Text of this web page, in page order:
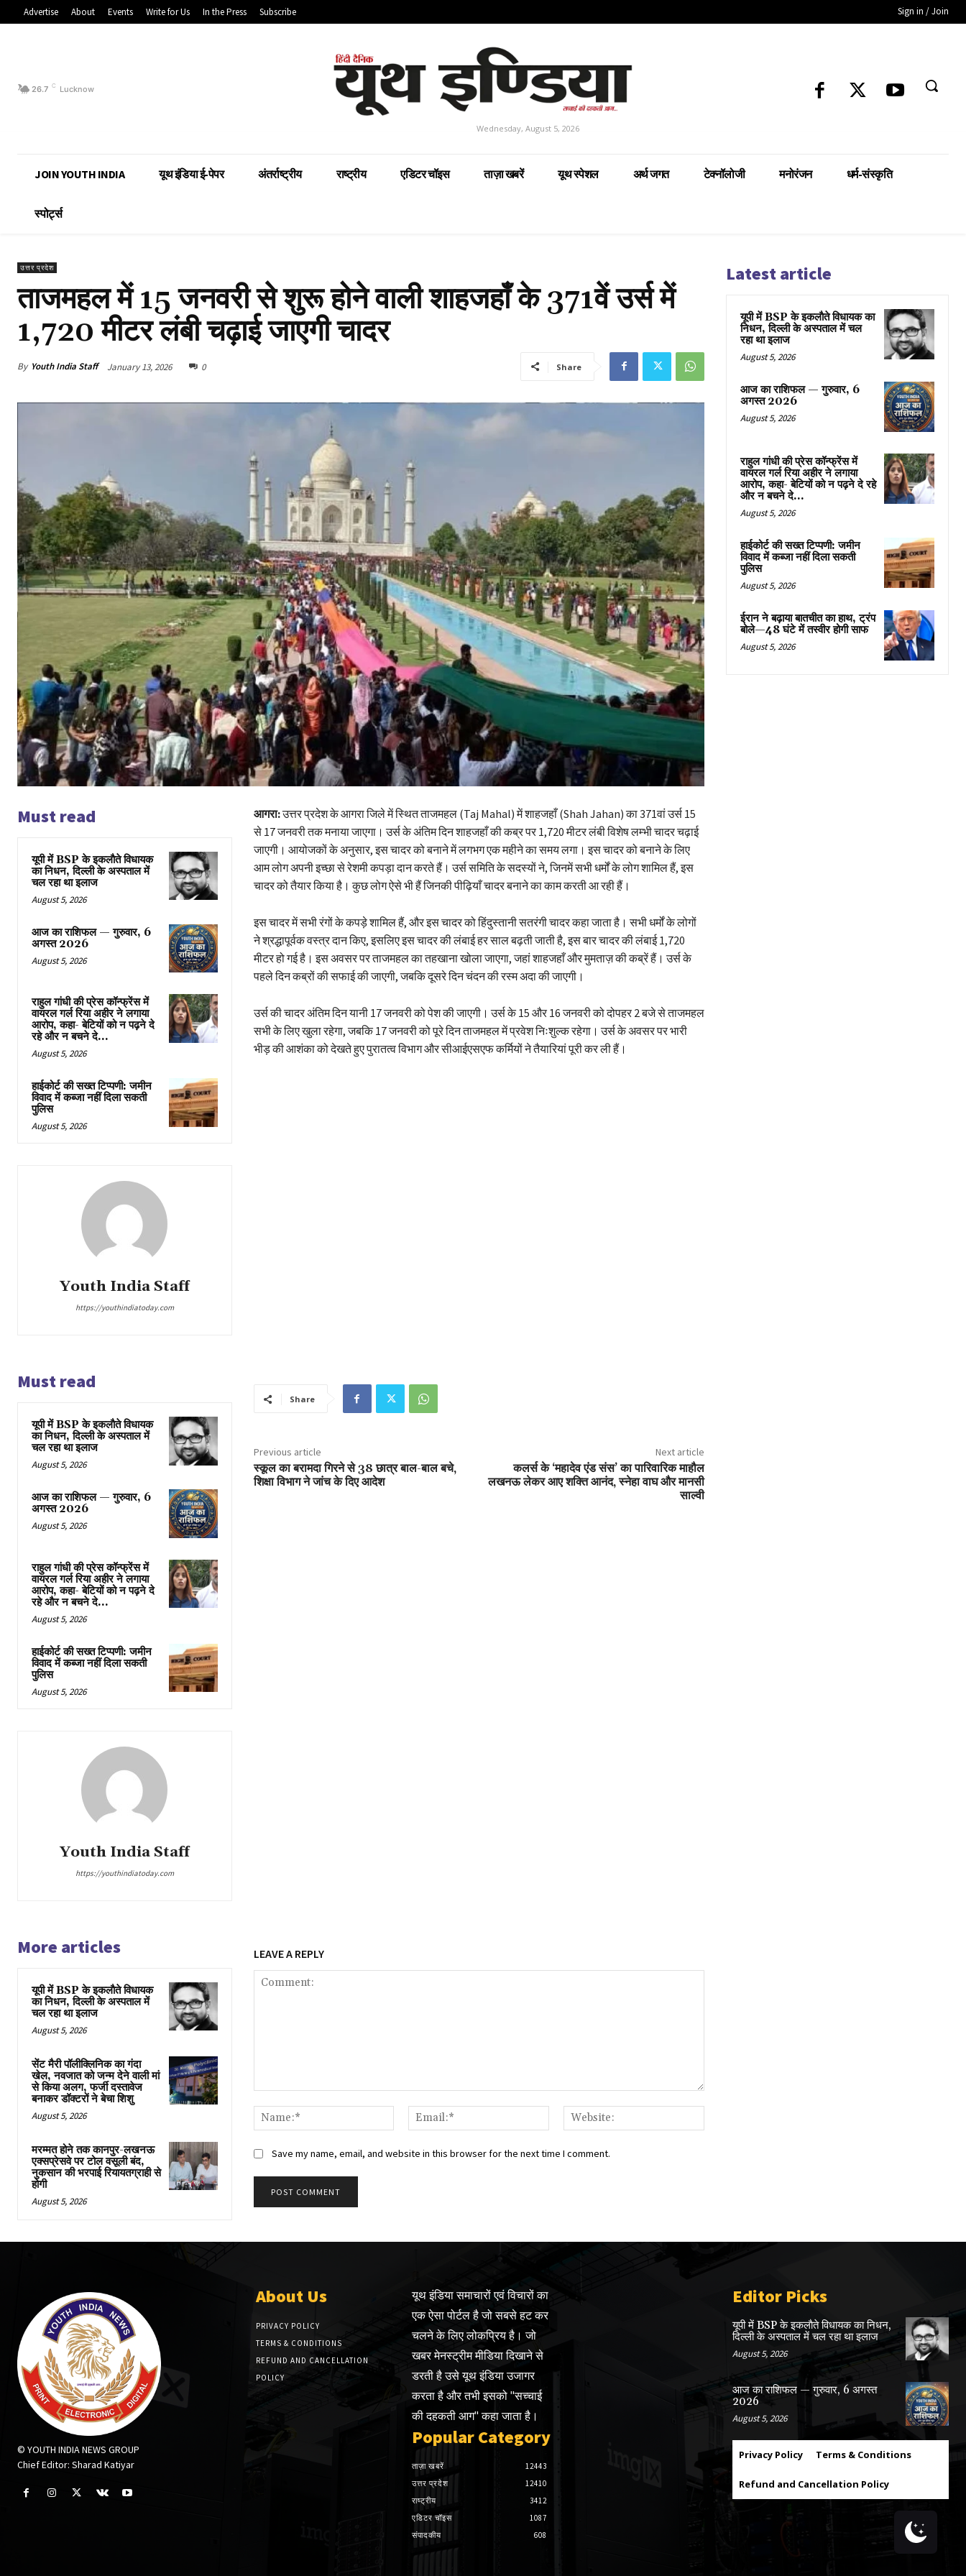
Advertise About Events Write for Us In the Press Subscribe Sign in / Join
26.7 C Lucknow
Wednesday, August 5, 2026
JOIN YOUTH INDIA यूथ इंडिया ई-पेपर अंतर्राष्ट्रीय राष्ट्रीय एडिटर चॉइस ताज़ा खबरें यूथ स्पेशल अर्थ जगत टेक्नॉलोजी मनोरंजन धर्म-संस्कृति
स्पोर्ट्स
उत्तर प्रदेश
ताजमहल में 15 जनवरी से शुरू होने वाली शाहजहाँ के 371वें उर्स में
1,720 मीटर लंबी चढ़ाई जाएगी चादर
By Youth India Staff January 13, 2026 0 Share
Must read
यूपी में BSP के इकलाैते विधायक
का निधन, दिल्ली के अस्पताल में
चल रहा था इलाज
August 5, 2026
आज का राशिफल — गुरुवार, 6
अगस्त 2026
August 5, 2026
राहुल गांधी की प्रेस कॉन्फ्रेंस में
वायरल गर्ल रिया अहीर ने लगाया
आरोप, कहा- बेटियों को न पढ़ने दे
रहे और न बचने दे...
August 5, 2026
हाईकोर्ट की सख्त टिप्पणी: जमीन
विवाद में कब्जा नहीं दिला सकती
पुलिस
August 5, 2026
Youth India Staff
https://youthindiatoday.com
आगरा:उत्तर प्रदेश के आगरा जिले में स्थित ताजमहल (Taj Mahal) में शाहजहाँ (Shah Jahan) का 371वां उर्स 15
से 17 जनवरी तक मनाया जाएगा। उर्स के अंतिम दिन शाहजहाँ की कब्र पर 1,720 मीटर लंबी विशेष लम्भी चादर चढ़ाई
जाएगी। आयोजकों के अनुसार, इस चादर को बनाने में लगभग एक महीने का समय लगा। इस चादर को बनाने के लिए
आम लोग अपनी इच्छा से रेशमी कपड़ा दान करते हैं। उर्स समिति के सदस्यों ने, जिनमें सभी धर्मों के लोग शामिल हैं, इस
चादर को तैयार किया है। कुछ लोग ऐसे भी हैं जिनकी पीढ़ियाँ चादर बनाने का काम करती आ रही हैं।
इस चादर में सभी रंगों के कपड़े शामिल हैं, और इस चादर को हिंदुस्तानी सतरंगी चादर कहा जाता है। सभी धर्मों के लोगों
ने श्रद्धापूर्वक वस्त्र दान किए, इसलिए इस चादर की लंबाई हर साल बढ़ती जाती है, इस बार चादर की लंबाई 1,720
मीटर हो गई है। इस अवसर पर ताजमहल का तहखाना खोला जाएगा, जहां शाहजहाँ और मुमताज़ की कब्रें हैं। उर्स के
पहले दिन कब्रों की सफाई की जाएगी, जबकि दूसरे दिन चंदन की रस्म अदा की जाएगी।
उर्स की चादर अंतिम दिन यानी 17 जनवरी को पेश की जाएगी। उर्स के 15 और 16 जनवरी को दोपहर 2 बजे से ताजमहल
सभी के लिए खुला रहेगा, जबकि 17 जनवरी को पूरे दिन ताजमहल में प्रवेश निःशुल्क रहेगा। उर्स के अवसर पर भारी
भीड़ की आशंका को देखते हुए पुरातत्व विभाग और सीआईएसएफ कर्मियों ने तैयारियां पूरी कर ली हैं।
Must read
यूपी में BSP के इकलाैते विधायक
का निधन, दिल्ली के अस्पताल में
चल रहा था इलाज
August 5, 2026
आज का राशिफल — गुरुवार, 6
अगस्त 2026
August 5, 2026
राहुल गांधी की प्रेस कॉन्फ्रेंस में
वायरल गर्ल रिया अहीर ने लगाया
आरोप, कहा- बेटियों को न पढ़ने दे
रहे और न बचने दे...
August 5, 2026
हाईकोर्ट की सख्त टिप्पणी: जमीन
विवाद में कब्जा नहीं दिला सकती
पुलिस
August 5, 2026
Youth India Staff
https://youthindiatoday.com
Share
Previous article
स्कूल का बरामदा गिरने से 38 छात्र बाल-बाल बचे,
शिक्षा विभाग ने जांच के दिए आदेश
Next article
कलर्स के ‘महादेव एंड संस’ का पारिवारिक माहौल
लखनऊ लेकर आए शक्ति आनंद, स्नेहा वाघ और मानसी
साल्वी
More articles
यूपी में BSP के इकलाैते विधायक
का निधन, दिल्ली के अस्पताल में
चल रहा था इलाज
August 5, 2026
सेंट मैरी पॉलीक्लिनिक का गंदा
खेल, नवजात को जन्म देने वाली मां
से किया अलग, फर्जी दस्तावेज
बनाकर डॉक्टरों ने बेचा शिशु
August 5, 2026
मरम्मत होने तक कानपुर-लखनऊ
एक्सप्रेसवे पर टोल वसूली बंद,
नुकसान की भरपाई रियायतग्राही से
होगी
August 5, 2026
LEAVE A REPLY
Name:*
Email:*
Save my name, email, and website in this browser for the next time I comment.
Latest article
यूपी में BSP के इकलाैते विधायक का
निधन, दिल्ली के अस्पताल में चल
रहा था इलाज
August 5, 2026
आज का राशिफल — गुरुवार, 6
अगस्त 2026
August 5, 2026
राहुल गांधी की प्रेस कॉन्फ्रेंस में
वायरल गर्ल रिया अहीर ने लगाया
आरोप, कहा- बेटियों को न पढ़ने दे रहे
और न बचने दे...
August 5, 2026
हाईकोर्ट की सख्त टिप्पणी: जमीन
विवाद में कब्जा नहीं दिला सकती
पुलिस
August 5, 2026
ईरान ने बढ़ाया बातचीत का हाथ, ट्रंप
बोले—48 घंटे में तस्वीर होगी साफ
August 5, 2026
© YOUTH INDIA NEWS GROUP
Chief Editor: Sharad Katiyar
About Us
PRIVACY POLICY
TERMS & CONDITIONS
REFUND AND CANCELLATION
POLICY
यूथ इंडिया समाचारों एवं विचारों का
एक ऐसा पोर्टल है जो सबसे हट कर
चलने के लिए लोकप्रिय है। जो
खबर मेनस्ट्रीम मीडिया दिखाने से
डरती है उसे यूथ इंडिया उजागर
करता है और तभी इसको "सच्चाई
की दहकती आग" कहा जाता है।
Popular Category
ताज़ा खबरें
12443
उत्तर प्रदेश
12410
राष्ट्रीय
3412
एडिटर चॉइस
1087
संपादकीय
608
Editor Picks
यूपी में BSP के इकलाैते विधायक का निधन,
दिल्ली के अस्पताल में चल रहा था इलाज
August 5, 2026
आज का राशिफल — गुरुवार, 6 अगस्त
2026
August 5, 2026
Privacy Policy Terms & Conditions
Refund and Cancellation Policy